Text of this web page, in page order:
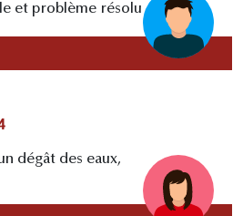
et problème résolu
dégât des eaux,